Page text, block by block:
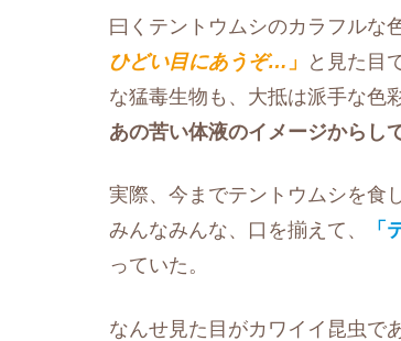
曰くテントウムシのカラフルな
ひどい目にあうぞ… 」
と見た目
な猛毒生物も、大抵は派手な色
あの苦い体液のイメージからし
実際、今までテントウムシを食
みんなみんな、口を揃えて、
「
っていた。
なんせ見た目がカワイイ昆虫で